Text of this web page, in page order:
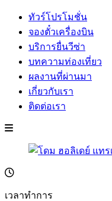
ทัวร์โปรโมชั่น
จองตั๋วเครื่องบิน
บริการยื่นวีซ่า
บทความท่องเที่ยว
ผลงานที่ผ่านมา
เกี่ยวกับเรา
ติดต่อเรา
เวลาทำการ